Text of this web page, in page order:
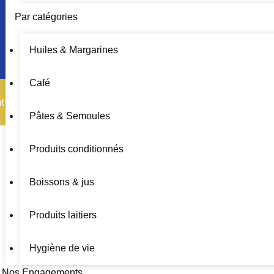
Par catégories
Huiles & Margarines
Café
Pâtes & Semoules
Produits conditionnés
Boissons & jus
Produits laitiers
Hygiène de vie
© 2026 | Design & contents by Groupe La Belle |